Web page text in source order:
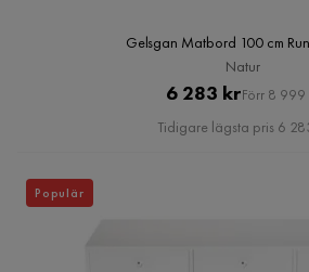
Gelsgan Matbord 100 cm
Natur
Pris
6 283 krOriginal
Pris
Förr 8 999
Tidigare lägsta pris 6
Populär